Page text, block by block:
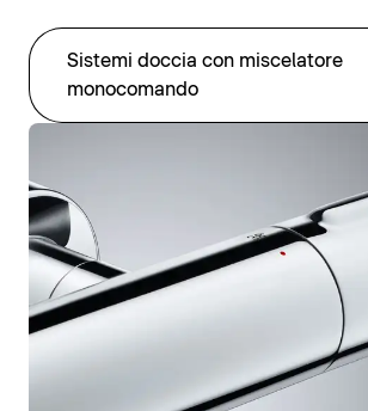
Sistemi doccia con miscelatore
monocomando